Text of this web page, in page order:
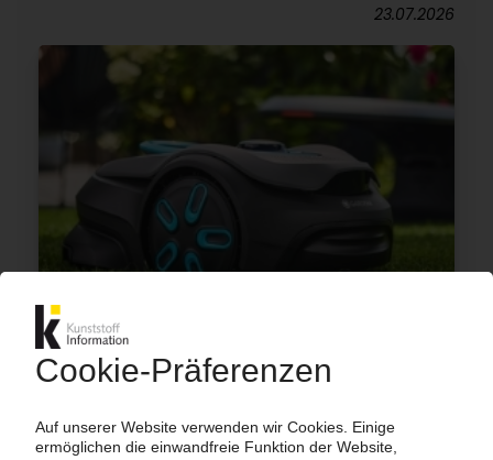
23.07.2026
GARDENA
Bewässerungsgeschäft federt Rückgang bei
motorisierten Gartengeräten nur teilweise ab
22.07.2026